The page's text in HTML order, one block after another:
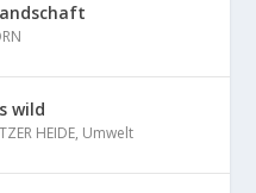
wild
HEIDE, Umwelt